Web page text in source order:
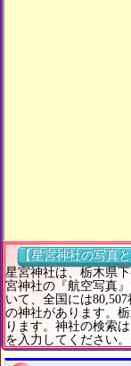
【星宮神社の写真
星宮神社は、栃木県
宮神社の『航空写真
いて、全国には
の神社があります。
ります。神社の検索
を入力してください。